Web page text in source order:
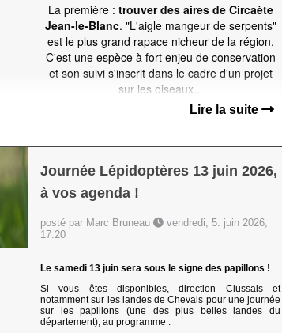
La première : trouver des aires de Circaète
Jean-le-Blanc. "L'aigle mangeur de serpents"
est le plus grand rapace nicheur de la région.
C'est une espèce à fort enjeu de conservation
et son suivi s'inscrit dans le cadre d'un projet
sur les oiseaux...
Lire la suite
Journée Lépidoptères 13 juin 2026,
à vos agenda !
posté par Marc Bruneau
vendredi, 5. juin 2026,
17:20
Le samedi 13 juin sera sous le signe des papillons !
Si vous êtes disponibles, direction Clussais et
notamment sur les landes de Chevais pour une journée
sur les papillons (une des plus belles landes du
département), au programme :